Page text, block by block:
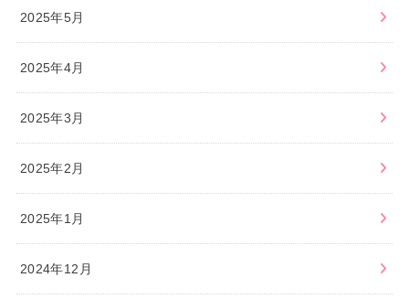
2025年5月
2025年4月
2025年3月
2025年2月
2025年1月
2024年12月